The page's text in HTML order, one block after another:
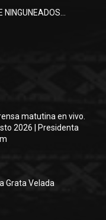
NINGUNEADOS…
matutina en vivo.
2026 | Presidenta
Grata Velada